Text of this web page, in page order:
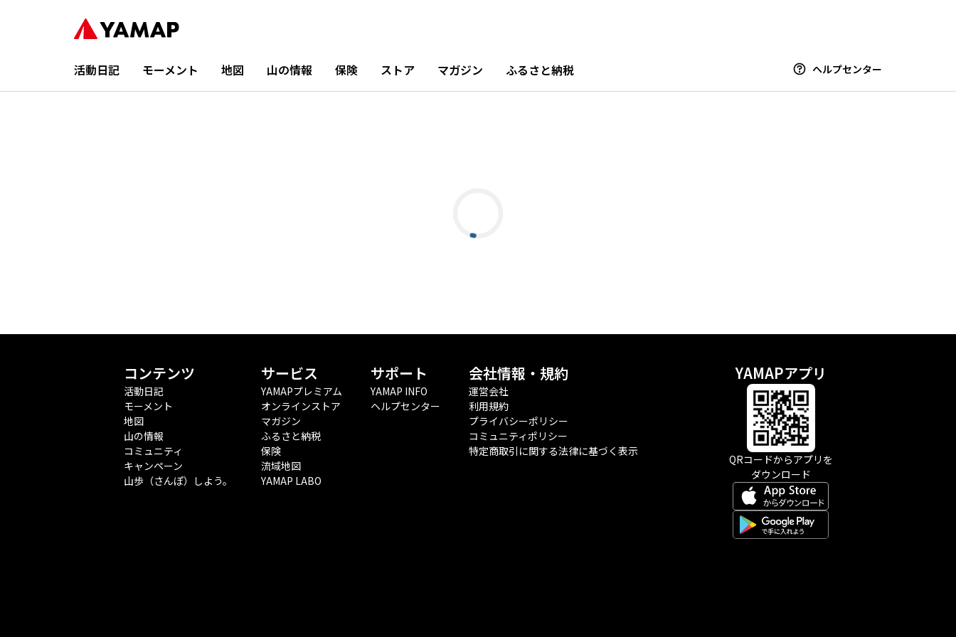
活動日記 モーメント 地図 山の情報 保険 ストア マガジン ふるさと納税 ヘルプセンター
コンテンツ
活動日記
モーメント
地図
山の情報
コミュニティ
キャンペーン
山歩（さんぽ）しよう。
サービス
YAMAPプレミアム
オンラインストア
マガジン
ふるさと納税
保険
流域地図
YAMAP LABO
サポート
YAMAP INFO
ヘルプセンター
会社情報・規約
運営会社
利用規約
プライバシーポリシー
コミュニティポリシー
特定商取引に関する法律に基づく表示
YAMAPアプリ
QRコードからアプリを
ダウンロード